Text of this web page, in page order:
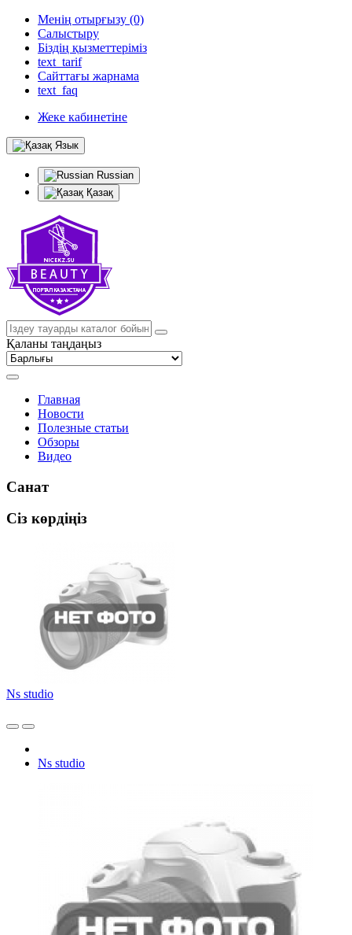
Менің отырғызу (0)
Салыстыру
Біздің қызметтеріміз
text_tarif
Сайттағы жарнама
text_faq
Жеке кабинетіне
Язык
Russian
Қазақ
Қаланы таңдаңыз
Главная
Новости
Полезные статьи
Обзоры
Видео
Санат
Сіз көрдіңіз
Ns studio
Ns studio